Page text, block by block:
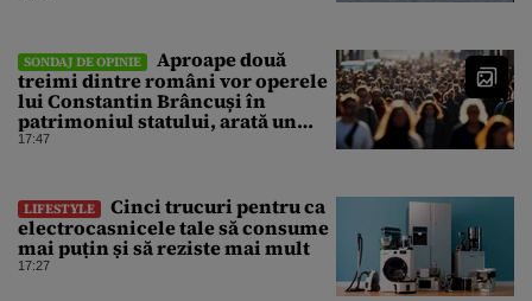
SONDAJ DE OPINIE
Aproape două
treimi dintre români vor operele
lui Constantin Brâncuși în
patrimoniul statului, arată un
sondaj
17:47
LIFESTYLE
Cinci trucuri pentru ca
electrocasnicele tale să consume
mai puțin și să reziste mai mult
17:27